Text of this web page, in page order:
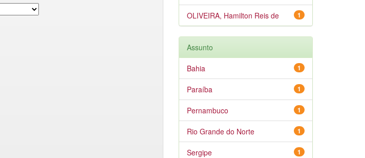
1
OLIVEIRA, Hamilton Reis de
Assunto
1
Bahia
1
Paraíba
1
Pernambuco
1
Rio Grande do Norte
1
Sergipe